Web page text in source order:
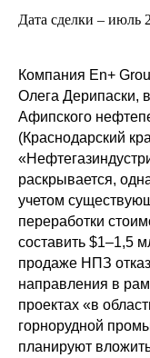
Дата сделки – июль
Компания En+
Олега Дерипаски,
Афипского
(Краснодарский
раскрывается,
учетом
переработки
составить $1–1,5
продаже НПЗ
направления в
проектах «в
горнорудной
планируют